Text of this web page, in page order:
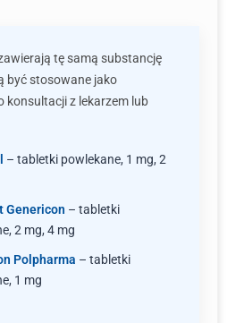
tę samą substancję
być stosowane jako
konsultacji z lekarzem lub
– tabletki powlekane, 1 mg, 2
Genericon – tabletki
2 mg, 4 mg
Polpharma – tabletki
1 mg